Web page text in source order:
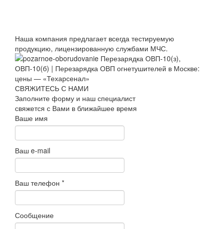
Наша компания предлагает всегда тестируемую
продукцию, лицензированную службами МЧС.
СВЯЖИТЕСЬ С НАМИ
Заполните форму и наш специалист
свяжется с Вами в ближайшее время
Ваше имя
Ваш e-mail
Ваш телефон *
Сообщение